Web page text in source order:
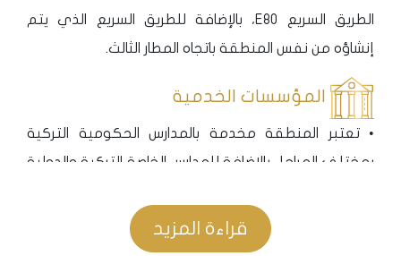
الطريق السريع E80، بالإضافة للطريق السريع الذي يتم
إنشاؤه من نفس المنطقة باتجاه المطار الثالث.
المؤسسات الخدمية
• تعتبر المنطقة مخدمة بالمدارس الحكومية التركية
بمختلف المراحل بالإضافة للمدارس الخاصة التركية والدولية
• يتوفر في منطقة بهشة شهير العديد من المشافي
قراءة المزيد